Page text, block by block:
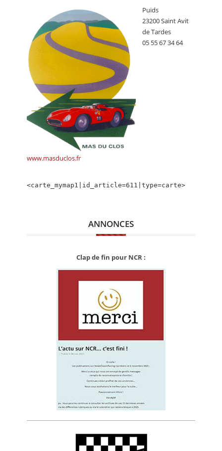
CALENDRIER
FOCUS
VIDEO
ANNUAIRES
PETITES ANNONCES
Puids
23200 Saint Avit
de Tardes
05 55 67 34 64
www.masduclos.fr
<carte_mymap1|id_article=611|type=carte>
ANNONCES
Clap de fin pour NCR :